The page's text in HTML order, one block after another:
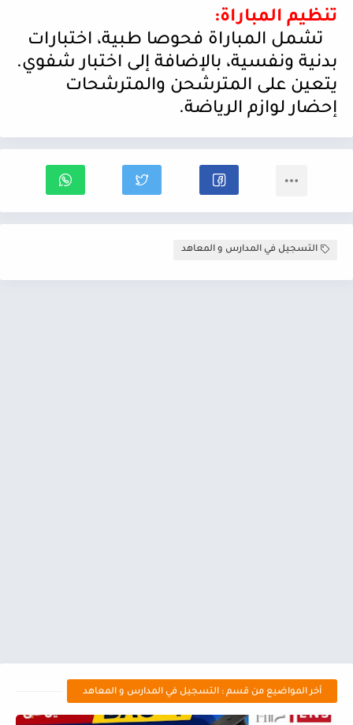
تنظيم المباراة:
تشمل المباراة فحوصا طبية، اختبارات
بدنية ونفسية، بالإضافة إلى اختبار شفوي.
يتعين على المترشحن والمترشحات
إحضار لوازم الرياضة.
التسجيل في المدارس و المعاهد
أخر المواضيع من قسم : التسجيل في المدارس و المعاهد